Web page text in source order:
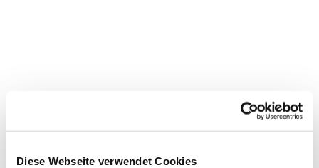
Diese Webseite verwendet Cookies